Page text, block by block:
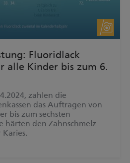
Fluoridlack
alle Kinder bis zum 6.
zahlen die
das Auftragen von
bis zum sechsten
härten den Zahnschmelz